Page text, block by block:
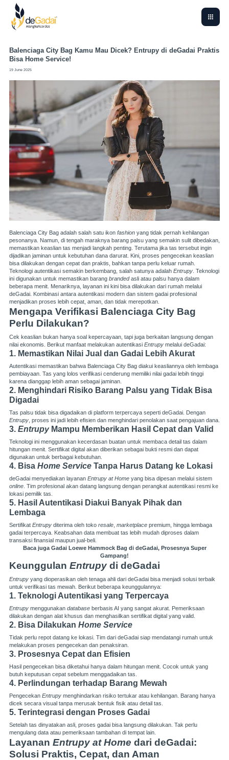
Balenciaga City Bag Kamu Mau Dicek? Entrupy di deGadai Praktis
Bisa Home Service!
19 June 2025
Balenciaga City Bag adalah salah satu ikon fashion yang tidak pernah kehilangan
pesonanya. Namun, di tengah maraknya barang palsu yang semakin sulit dibedakan,
memastikan keaslian tas menjadi langkah penting. Terutama jika tas tersebut ingin
dijadikan jaminan untuk kebutuhan dana darurat. Kini, proses pengecekan keaslian
bisa dilakukan dengan cepat dan praktis, bahkan tanpa perlu keluar rumah.
Teknologi autentikasi semakin berkembang, salah satunya adalah Entrupy . Teknologi
ini digunakan untuk memastikan barang brandedasli atau palsu hanya dalam
beberapa menit. Menariknya, layanan ini kini bisa dilakukan dari rumah melalui
deGadai. Kombinasi antara autentikasi modern dan sistem gadai profesional
menjadikan proses lebih cepat, aman, dan tidak merepotkan.
Mengapa Verifikasi Balenciaga City Bag
Perlu Dilakukan?
Cek keaslian bukan hanya soal kepercayaan, tapi juga berkaitan langsung dengan
nilai ekonomis. Berikut manfaat melakukan autentikasi Entrupy melalui deGadai:
1. Memastikan Nilai Jual dan Gadai Lebih Akurat
Autentikasi memastikan bahwa Balenciaga City Bag diakui keasliannya oleh lembaga
pembiayaan. Tas yang lolos verifikasi cenderung memiliki nilai gadai lebih tinggi
karena dianggap lebih aman sebagai jaminan.
2. Menghindari Risiko Barang Palsu yang Tidak Bisa
Digadai
Tas palsu tidak bisa digadaikan di platform terpercaya seperti deGadai. Dengan
Entrupy , proses ini jadi lebih efisien dan menghindari penolakan saat pengajuan dana.
3. EntrupyMampu Memberikan Hasil Cepat dan Valid
Teknologi ini menggunakan kecerdasan buatan untuk membaca detail tas dalam
hitungan menit. Sertifikat digital akan diberikan sebagai bukti resmi dan dapat
digunakan untuk berbagai kebutuhan.
4. Bisa Home Service Tanpa Harus Datang ke Lokasi
deGadai menyediakan layanan Entrupy at Home yang bisa dipesan melalui sistem
online . Tim profesional akan datang langsung dengan perangkat autentikasi resmi ke
lokasi pemilik tas.
5. Hasil Autentikasi Diakui Banyak Pihak dan
Lembaga
Sertifikat Entrupy diterima oleh toko resale marketplace premium, hingga lembaga
gadai terpercaya. Keabsahan data membuat tas lebih mudah diproses dalam
transaksi finansial maupun jual-beli.
Baca juga Gadai Loewe Hammock Bag di deGadai, Prosesnya Super
Gampang!
Keunggulan Entrupy di deGadai
Entrupy yang dioperasikan oleh tenaga ahli dari deGadai bisa menjadi solusi terbaik
untuk verifikasi tas mewah. Berikut beberapa keunggulannya:
1. Teknologi Autentikasi yang Terpercaya
Entrupy menggunakan database berbasis AI yang sangat akurat. Pemeriksaan
dilakukan dengan alat khusus dan menghasilkan sertifikat digital yang valid.
2. Bisa Dilakukan Home Service
Tidak perlu repot datang ke lokasi. Tim dari deGadai siap mendatangi rumah untuk
melakukan proses pengecekan dan penaksiran.
3. Prosesnya Cepat dan Efisien
Hasil pengecekan bisa diketahui hanya dalam hitungan menit. Cocok untuk yang
butuh keputusan cepat sebelum menggadaikan tas.
4. Perlindungan terhadap Barang Mewah
Pengecekan Entrupy menghindarkan risiko tertukar atau kehilangan. Barang hanya
dicek secara visual tanpa merusak bentuk fisik atau detail tas.
5. Terintegrasi dengan Proses Gadai
Setelah tas dinyatakan asli, proses gadai bisa langsung dilakukan. Tak perlu
mengulang data atau pemeriksaan tambahan di tempat lain.
Layanan Entrupy at Home dari deGadai:
Solusi Praktis, Cepat, dan Aman